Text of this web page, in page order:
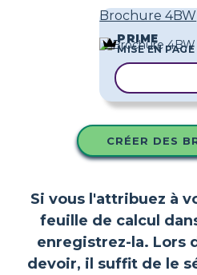
Brochure 4BW
PRIME
MISE EN PAGE
CRÉER DES
Si vous l'attribuez à
feuille de calcul
enregistrez-la. Lors
devoir, il suffit de le